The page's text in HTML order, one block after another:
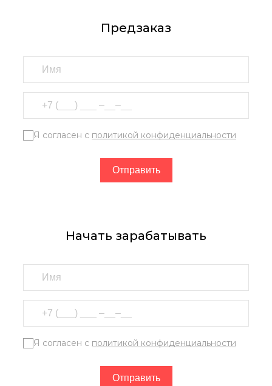
Предзаказ
Я согласен с политикой конфиденциальности
Начать зарабатывать
Я согласен с политикой конфиденциальности